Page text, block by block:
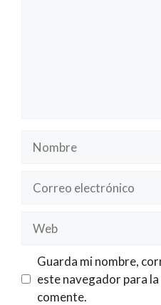
electrónico
Guarda mi nombre,
este navegador para
comente.